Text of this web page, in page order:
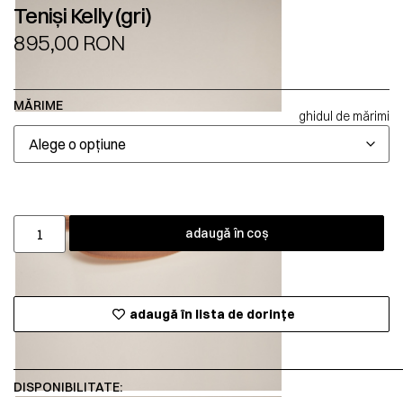
Teniși Kelly (gri)
895,00 RON
MĂRIME
ghidul de mărimi
adaugă în coș
adaugă în lista de dorințe
DISPONIBILITATE: